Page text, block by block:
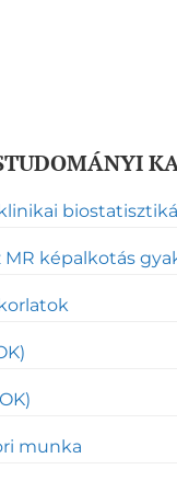
MR képalkotás
munka